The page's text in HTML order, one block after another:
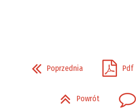
Poprzednia Pdf
Powrót